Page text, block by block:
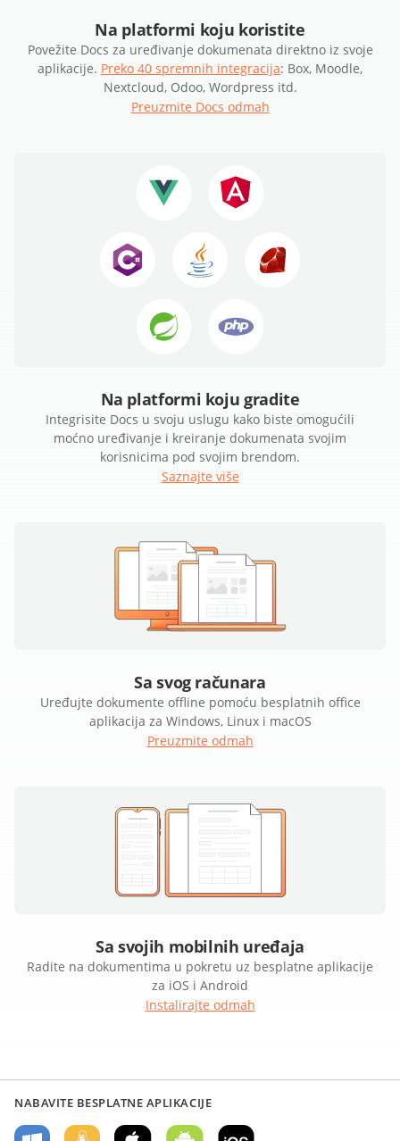
Na platformi koju koristite
Povežite Docs za uređivanje dokumenata direktno iz svoje
aplikacije. Preko 40 spremnih integracija: Box, Moodle,
Nextcloud, Odoo, Wordpress itd.
Preuzmite Docs odmah
Na platformi koju gradite
Integrisite Docs u svoju uslugu kako biste omogućili
moćno uređivanje i kreiranje dokumenata svojim
korisnicima pod svojim brendom.
Saznajte više
Sa svog računara
Uređujte dokumente offline pomoću besplatnih office
aplikacija za Windows, Linux i macOS
Preuzmite odmah
Sa svojih mobilnih uređaja
Radite na dokumentima u pokretu uz besplatne aplikacije
za iOS i Android
Instalirajte odmah
NABAVITE BESPLATNE APLIKACIJE